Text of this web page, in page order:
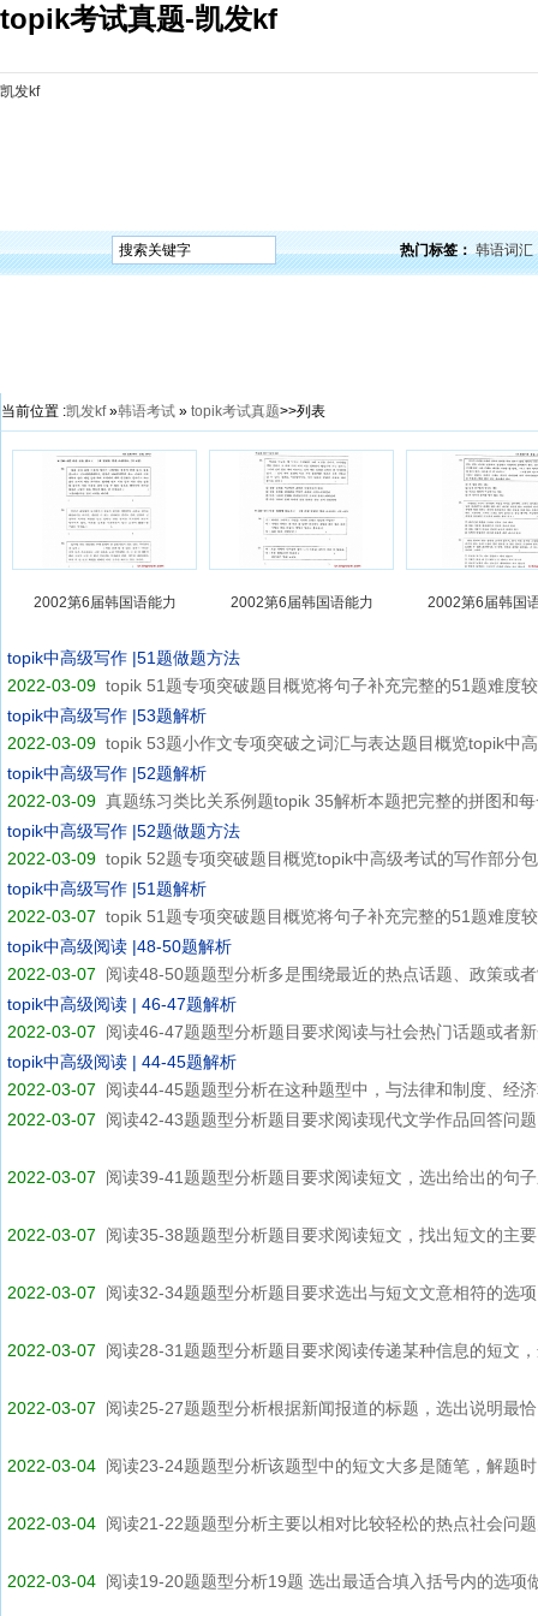
topik考试真题-凯发kf
凯发kf
热门标签： 韩语词汇
当前位置 :凯发kf»韩语考试 » topik考试真题>>列表
2002第6届韩国语能力 2002第6届韩国语能力 2002第6届韩国
topik中高级写作 |51题做题方法
2022-03-09 topik 51题专项突破题目概览将句子补充完整的51题难度
topik中高级写作 |53题解析
2022-03-09 topik 53题小作文专项突破之词汇与表达题目概览topik中
topik中高级写作 |52题解析
2022-03-09 真题练习类比关系例题topik 35解析本题把完整的拼图和
topik中高级写作 |52题做题方法
2022-03-09 topik 52题专项突破题目概览topik中高级考试的写作部分
topik中高级写作 |51题解析
2022-03-07 topik 51题专项突破题目概览将句子补充完整的51题难度
topik中高级阅读 |48-50题解析
2022-03-07
阅读48-50题题型分析多是围绕最近的热点话题、政策或
topik中高级阅读 | 46-47题解析
2022-03-07
阅读46-47题题型分析题目要求阅读与社会热门话题或者
topik中高级阅读 | 44-45题解析
2022-03-07
阅读44-45题题型分析在这种题型中，与法律和制度、经
2022-03-07
阅读42-43题题型分析题目要求阅读现代文学作品回答问
2022-03-07 阅读39-41题题型分析题目要求阅读短文，选出给出的句
2022-03-07 阅读35-38题题型分析题目要求阅读短文，找出短文的主
2022-03-07 阅读32-34题题型分析题目要求选出与短文文意相符的选
2022-03-07 阅读28-31题题型分析题目要求阅读传递某种信息的短文
2022-03-07 阅读25-27题题型分析根据新闻报道的标题，选出说明最
2022-03-04 阅读23-24题题型分析该题型中的短文大多是随笔，解题
2022-03-04 阅读21-22题题型分析主要以相对比较轻松的热点社会问
2022-03-04 阅读19-20题题型分析19题 选出最适合填入括号内的选项